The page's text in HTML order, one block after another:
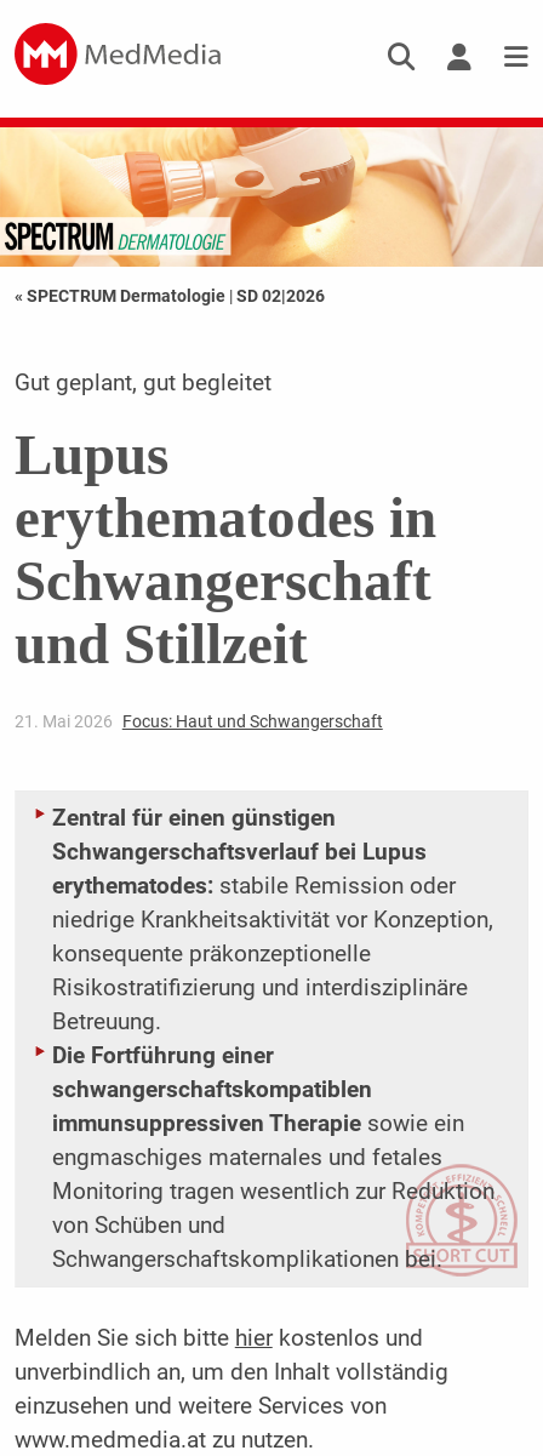
« SPECTRUM Dermatologie |SD 02|2026
Gut geplant, gut begleitet
Lupus
erythematodes in
Schwangerschaft
und Stillzeit
21. Mai 2026 Focus: Haut und Schwangerschaft
Zentral für einen günstigen
Schwangerschaftsverlauf bei Lupus
erythematodes: stabile Remission oder
niedrige Krankheitsaktivität vor Konzeption,
konsequente präkonzeptionelle
Risikostratifizierung und interdisziplinäre
Betreuung.
Die Fortführung einer
schwangerschaftskompatiblen
immunsuppressiven Therapie sowie ein
engmaschiges maternales und fetales
Monitoring tragen wesentlich zur Reduktion
von Schüben und
Schwangerschaftskomplikationen bei.
Melden Sie sich bitte hierkostenlos und
unverbindlich an, um den Inhalt vollständig
einzusehen und weitere Services von
www.medmedia.at zu nutzen.